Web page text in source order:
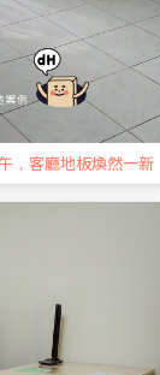
，客廳地板煥然一新